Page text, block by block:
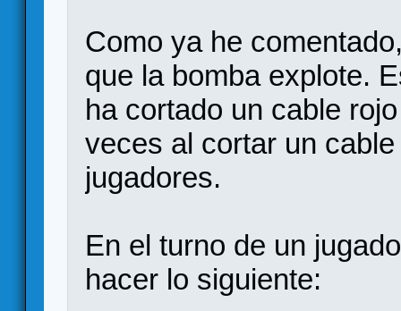
Como ya he
que la bomba explote.
ha cortado un cable
veces al cortar un
jugadores.
En el turno de un
hacer lo siguiente: